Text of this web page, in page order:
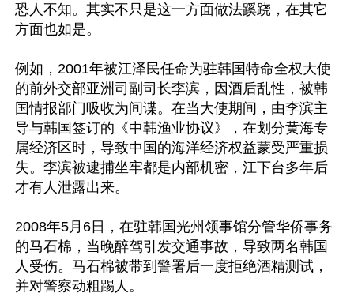
恐人不知。其实不只是这一方面做法蹊跷，在其它
方面也如是。
例如，2001年被江泽民任命为驻韩国特命全权大使
的前外交部亚洲司副司长李滨，因酒后乱性，被韩
国情报部门吸收为间谍。在当大使期间，由李滨主
导与韩国签订的《中韩渔业协议》，在划分黄海专
属经济区时，导致中国的海洋经济权益蒙受严重损
失。李滨被逮捕坐牢都是内部机密，江下台多年后
才有人泄露出来。
2008年5月6日，在驻韩国光州领事馆分管华侨事务
的马石棉，当晚醉驾引发交通事故，导致两名韩国
人受伤。马石棉被带到警署后一度拒绝酒精测试，
并对警察动粗踢人。